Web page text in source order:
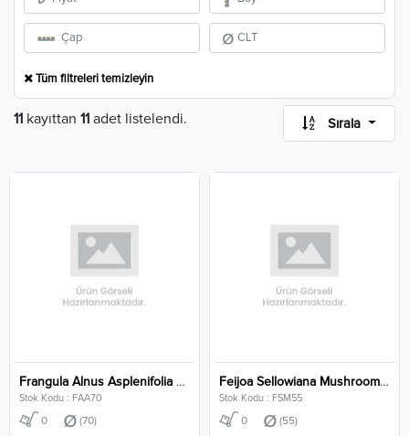
Tüm filtreleri temizleyin
11 kayıttan 11 adet listelendi. Sırala
Frangula Alnus Asplenifolia Clt 70
Stok Kodu : FAA70
0 (70)
Feijoa Sellowiana Mushroom Clt 55
Stok Kodu : FSM55
0 (55)